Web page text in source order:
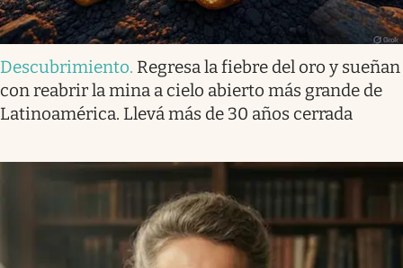
Descubrimiento. Regresa la fiebre del oro y sueñan
con reabrir la mina a cielo abierto más grande de
Latinoamérica. Llevá más de 30 años cerrada